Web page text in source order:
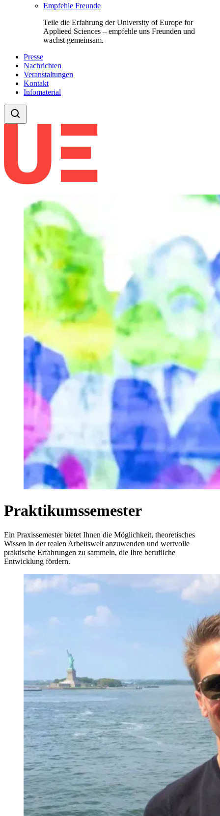
Empfehle Freunde
Teile die Erfahrung der University of Europe for
Applieed Sciences – empfehle uns Freunden und
wachst gemeinsam.
Presse
Nachrichten
Veranstaltungen
Kontakt
Infomaterial
Praktikumssemester
Ein Praxissemester bietet Ihnen die Möglichkeit, theoretisches
Wissen in der realen Arbeitswelt anzuwenden und wertvolle
praktische Erfahrungen zu sammeln, die Ihre berufliche
Entwicklung fördern.